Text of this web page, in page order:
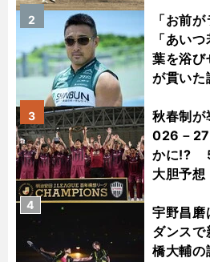
「お前
「あい
葉を浴び
が貫いた
2
秋春制が
026－27
かに!?
大胆予想
3
宇野昌磨
ダンス
橋大輔の
4